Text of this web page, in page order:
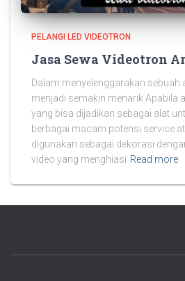
PELANGI LED VIDEOTRON
Jasa Sewa Videotron
Dalam menyelenggarakan sebuah
menjadi semakin menarik Apabila
yang bisa dijadikan sebagai alat
berbagai macam potensi service
digunakan sebagai dekorasi
video yang menghiasi Read more